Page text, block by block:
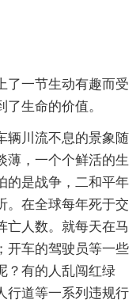
了一节生动有趣而受
生命的价值。
辆川流不息的景象随
薄，一个个鲜活的生
的是战争，二和平年
。在全球每年死于交
亡人数。就每天在马
开车的驾驶员等一些
？有的人乱闯红绿
行道等一系列违规行